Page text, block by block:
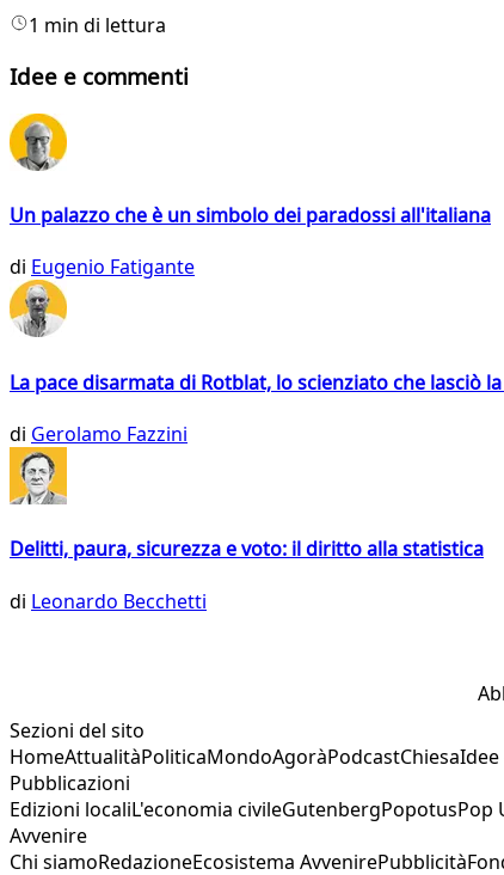
1 min di lettura
Idee e commenti
Un palazzo che è un simbolo dei paradossi all'italiana
di Eugenio Fatigante
La pace disarmata di Rotblat, lo scienziato che lasciò
di Gerolamo Fazzini
Delitti, paura, sicurezza e voto: il diritto alla statistica
di Leonardo Becchetti
Sezioni del sito
HomeAttualitàPoliticaMondoAgoràPodcastChiesaIdee
Pubblicazioni
Edizioni localiL'economia civileGutenbergPopotusPop
Avvenire
Chi siamoRedazioneEcosistema AvvenirePubblicità